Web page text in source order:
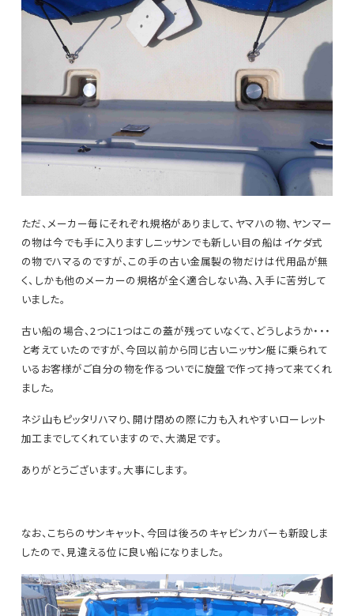
ただ、メーカー毎にそれぞれ規格がありまして、ヤマハの物、ヤンマー
の物は今でも手に入りますしニッサンでも新しい目の船はイケダ式
の物でハマるのですが、この手の古い金属製の物だけは代用品が無
く、しかも他のメーカーの規格が全く適合しない為、入手に苦労して
いました。
古い船の場合、2つに1つはこの蓋が残っていなくて、どうしようか・・・
と考えていたのですが、今回以前から同じ古いニッサン艇に乗られて
いるお客様がご自分の物を作るついでに旋盤で作って持って来てくれ
ました。
ネジ山もピッタリハマり、開け閉めの際に力も入れやすいローレット
加工までしてくれていますので、大満足です。
ありがとうございます。大事にします。
なお、こちらのサンキャット、今回は後ろのキャビンカバーも新設しま
したので、見違える位に良い船になりました。